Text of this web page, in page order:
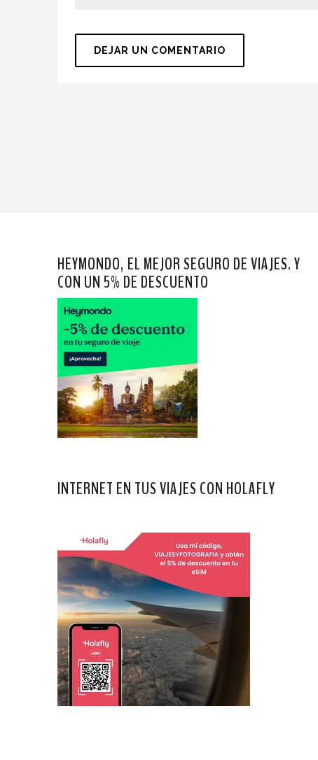
HEYMONDO, EL MEJOR SEGURO DE VIAJES. Y
CON UN 5% DE DESCUENTO
INTERNET EN TUS VIAJES CON HOLAFLY